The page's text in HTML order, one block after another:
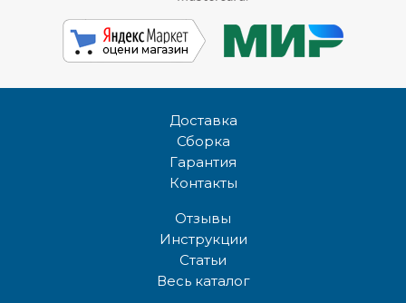
Доставка
Сборка
Гарантия
Контакты
Отзывы
Инструкции
Статьи
Весь каталог